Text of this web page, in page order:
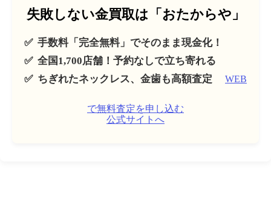
失敗しない金買取は「おたからや」
手数料「完全無料」でそのまま現金化！
全国1,700店舗！予約なしで立ち寄れる
ちぎれたネックレス、金歯も高額査定
WEB
で無料査定を申し込む
公式サイトへ